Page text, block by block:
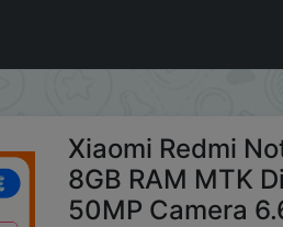
Version 8GB RAM MTK
Xiaomi Redmi
8GB RAM MTK
50MP Camera